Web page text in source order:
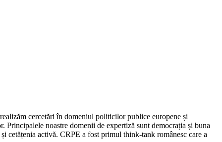
cercetări în domeniul politicilor publice europene și
noastre domenii de expertiză sunt democrația și buna
cetățenia activă. CRPE a fost primul think-tank românesc care a